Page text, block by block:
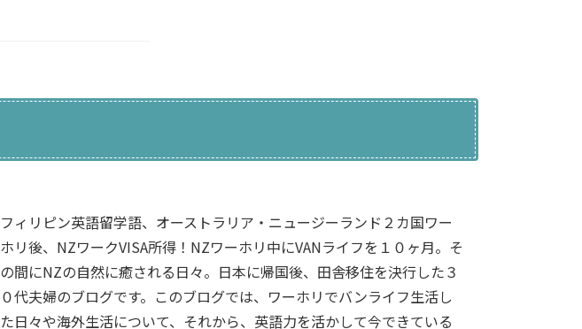
フィリピン英語留学語、オーストラリア・ニュージーランド２カ国ワー
ホリ後、NZワークVISA所得！NZワーホリ中にVANライフを１０ヶ月。そ
の間にNZの自然に癒される日々。日本に帰国後、田舎移住を決行した３
０代夫婦のブログです。このブログでは、ワーホリでバンライフ生活し
た日々や海外生活について、それから、英語力を活かして今できている